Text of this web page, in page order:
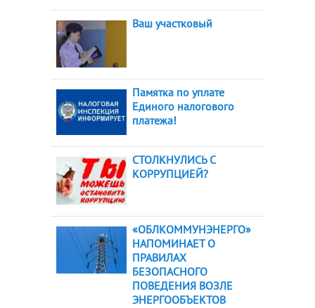
Ваш участковый
Памятка по уплате
Единого налогового
платежа!
СТОЛКНУЛИСЬ С
КОРРУПЦИЕЙ?
«ОБЛКОММУНЭНЕРГО»
НАПОМИНАЕТ О
ПРАВИЛАХ
БЕЗОПАСНОГО
ПОВЕДЕНИЯ ВОЗЛЕ
ЭНЕРГООБЪЕКТОВ